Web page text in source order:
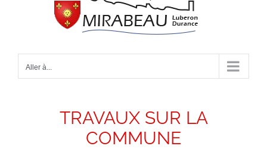
Aller à...
TRAVAUX SUR LA
COMMUNE